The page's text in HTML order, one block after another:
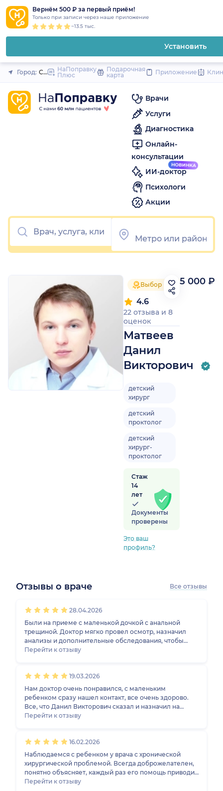
Вернём 500 ₽ за первый приём!
Только при записи через наше приложение
~13.5 тыс.
Установить
Закрыть
Город: Санкт-Петербург
НаПоправку
Плюс
Подарочная
карта
Приложение
Врачи
Услуги
Диагностика
Онлайн-
консультации
ИИ-доктор
Психологи
Акции
Выбор пациентов 2025
Матвеев
Данил
Викторович
4.6
22 отзыва и 8
оценок
детский
хирург
детский
проктолог
детский
хирург-
проктолог
Стаж
14
лет
Документы
проверены
Это ваш
профиль?
5 000 ₽
Отзывы о враче Все отзывы
28.04.2026
Были на приеме с маленькой дочкой с анальной
трещиной. Доктор мягко провел осмотр, назначил
анализы и дополнительные обследования, чтобы
выявить причину такого неприятного состояния. Все
осмотр и решение проблемы, а также за быстрый
прием. Причина оказалась в питании, но
обследования все равно сделали, лишним не было.
Перейти к отзыву
19.03.2026
Нам доктор очень понравился, с маленьким
ребенком сразу нашел контакт, все очень здорово.
Все, что Данил Викторович сказал и назначил на
первом приеме, нам помогло, поэтому идем к нему
Перейти к отзыву
16.02.2026
Наблюдаемся с ребенком у врача с хронической
хирургической проблемой. Всегда доброжелателен,
понятно объясняет, каждый раз его помощь приводит
к улучшению. Профессионально общается с
Перейти к отзыву